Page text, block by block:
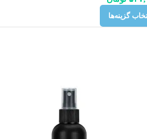
گزینه‌ها